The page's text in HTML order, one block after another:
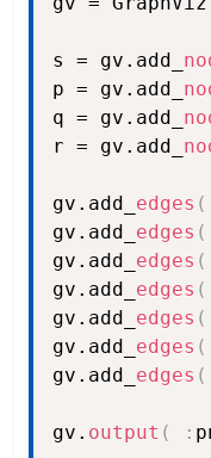
s = gv.add_
p = gv.add_
q = gv.add_
r = gv.add_
gv.add_ edges (
gv.add_ edges (
gv.add_ edges (
gv.add_ edges (
gv.add_ edges (
gv.add_ edges (
gv.add_ edges (
gv. output ( :